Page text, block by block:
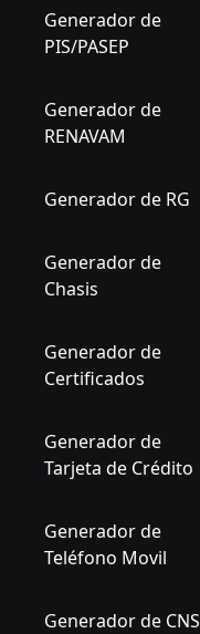
Generador de
PIS/PASEP
Generador de
RENAVAM
Generador de RG
Generador de
Chasis
Generador de
Certificados
Generador de
Tarjeta de Crédito
Generador de
Teléfono Movil
Generador de CNS